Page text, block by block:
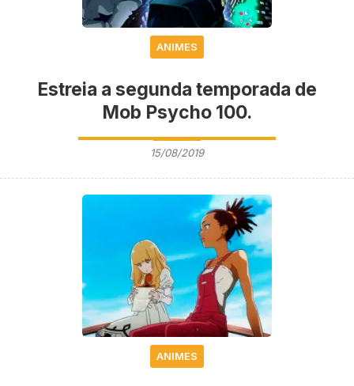
ANIMES
Estreia a segunda temporada de
Mob Psycho 100.
15/08/2019
ANIMES